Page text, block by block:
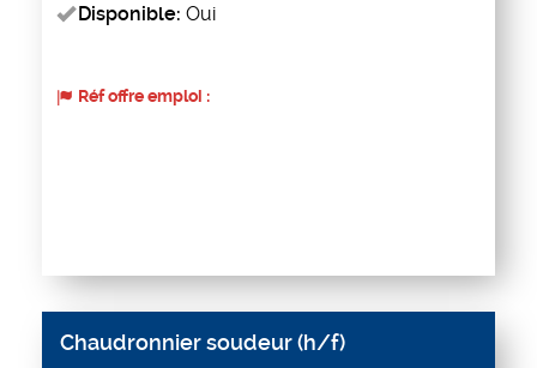
Disponible: Oui
Réf offre emploi :
Chaudronnier soudeur (h/f)